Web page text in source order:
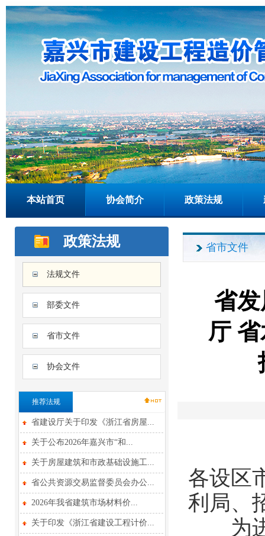
本站首页 协会简介 政策法规
政策法规
法规文件
部委文件
省市文件
协会文件
推荐法规
省建设厅关于印发《浙江省房屋...
关于公布2026年嘉兴市“和...
关于房屋建筑和市政基础设施工...
省公共资源交易监督委员会办公...
2026年我省建筑市场材料价...
关于印发《浙江省建设工程计价...
省市文件
省
厅
各设区
利局、
为进